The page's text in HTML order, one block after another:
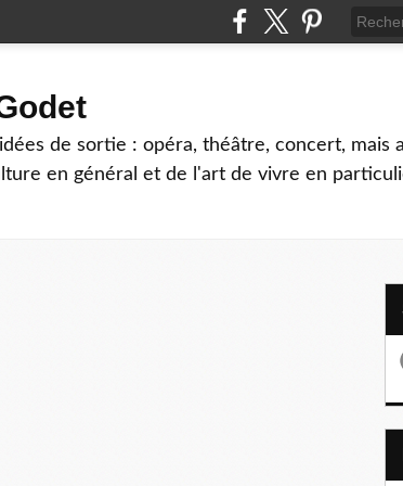
de sortie : opéra, théâtre, concert, mais
en général et de l'art de vivre en